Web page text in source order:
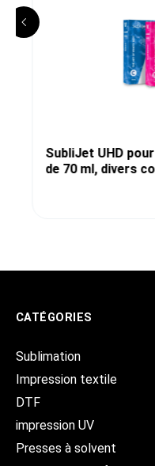
SubliJet UHD
de 70 ml, divers
CATÉGORIES
Sublimation
Impression textile
DTF
impression UV
Presses à solvent